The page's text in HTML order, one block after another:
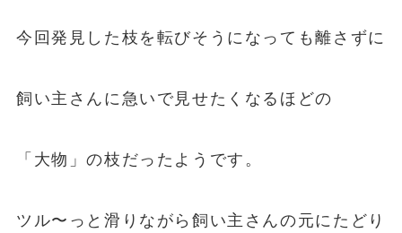
今回発見した枝を転びそうになっても離さずに
飼い主さんに急いで見せたくなるほどの
「大物」の枝だったようです。
ツル〜っと滑りながら飼い主さんの元にたどり